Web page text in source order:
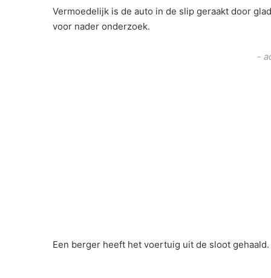
Vermoedelijk is de auto in de slip geraakt door
voor nader onderzoek.
-
Een berger heeft het voertuig uit de sloot gehaald.